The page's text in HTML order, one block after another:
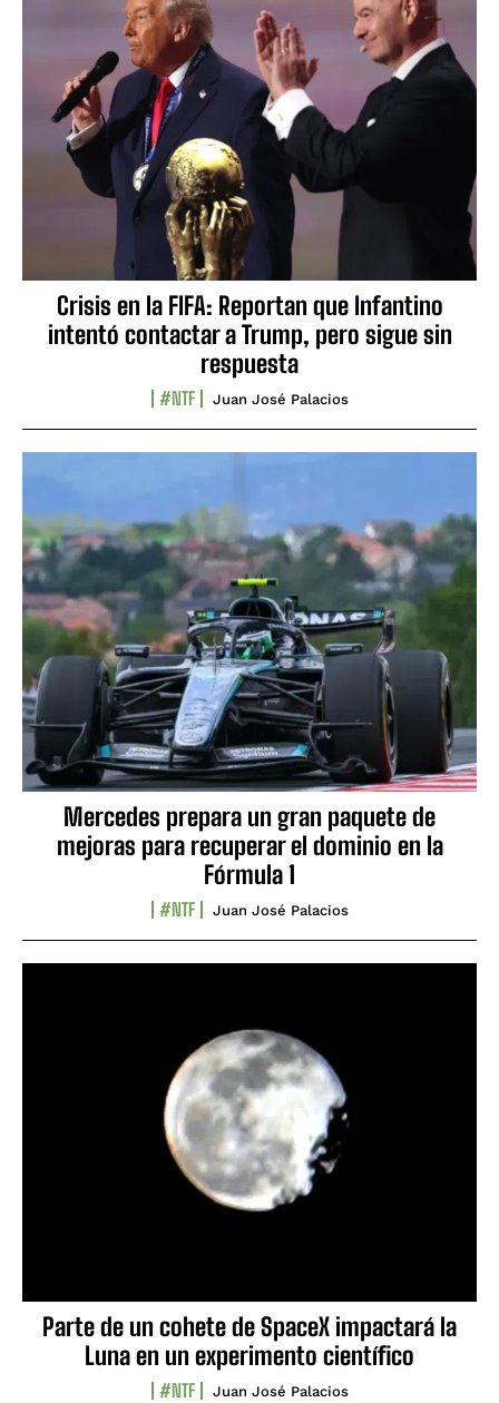
Crisis en la FIFA: Reportan que Infantino
intentó contactar a Trump, pero sigue sin
respuesta
#NTF Juan José Palacios
Mercedes prepara un gran paquete de
mejoras para recuperar el dominio en la
Fórmula 1
#NTF Juan José Palacios
Parte de un cohete de SpaceX impactará la
Luna en un experimento científico
#NTF Juan José Palacios